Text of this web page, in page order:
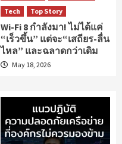
Tech
Top Story
Wi-Fi 8 กำลังมา! ไม่ได้แค่
“เร็วขึ้น” แต่จะ“เสถียร-ลื่น
ไหล” และฉลาดกว่าเดิม
May 18, 2026